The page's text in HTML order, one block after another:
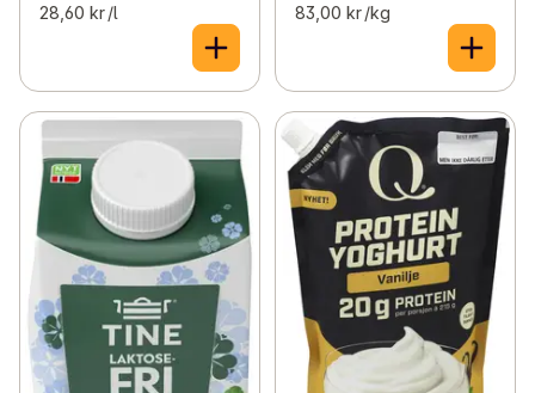
28,60 kr /l 83,00 kr /kg